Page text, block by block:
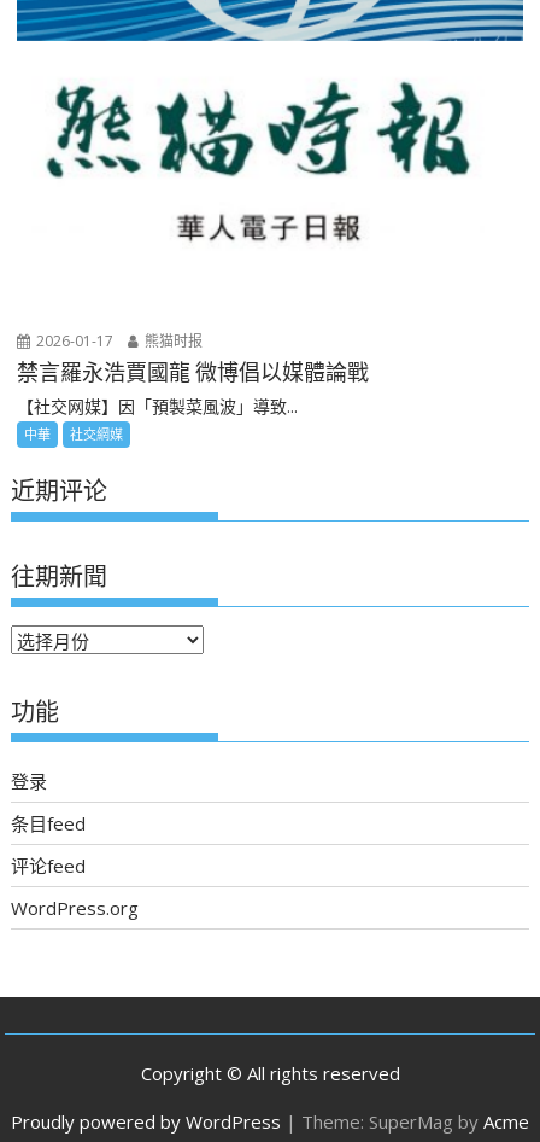
2026-01-17 熊猫时报
禁言羅永浩賈國龍 微博倡以媒體論戰
【社交网媒】因「預製菜風波」導致...
中華 社交網媒
近期评论
往期新聞
往
新
聞
功能
登录
条目feed
评论feed
WordPress.org
Copyright © All rights reserved
Proudly powered by WordPress | Theme: SuperMag by Acme